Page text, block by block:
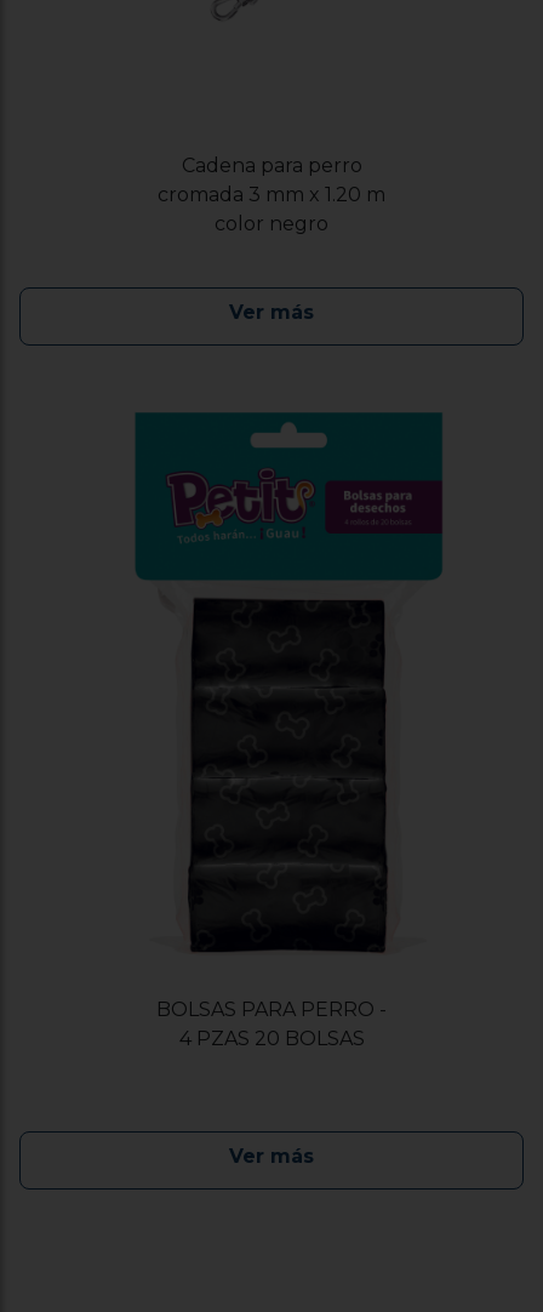
Cadena para perro
cromada 3 mm x 1.20 m
color negro
Ver más
BOLSAS PARA PERRO -
4 PZAS 20 BOLSAS
Ver más